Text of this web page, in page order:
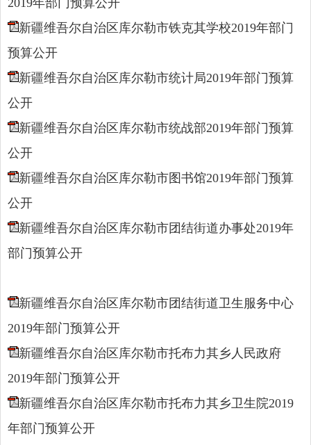
新疆维吾尔自治区库尔勒市铁克其学校2019年部门
预算公开
新疆维吾尔自治区库尔勒市统计局2019年部门预算
公开
新疆维吾尔自治区库尔勒市统战部2019年部门预算
公开
新疆维吾尔自治区库尔勒市图书馆2019年部门预算
公开
新疆维吾尔自治区库尔勒市团结街道办事处2019年
部门预算公开
新疆维吾尔自治区库尔勒市团结街道卫生服务中心
2019年部门预算公开
新疆维吾尔自治区库尔勒市托布力其乡人民政府
2019年部门预算公开
新疆维吾尔自治区库尔勒市托布力其乡卫生院2019
年部门预算公开